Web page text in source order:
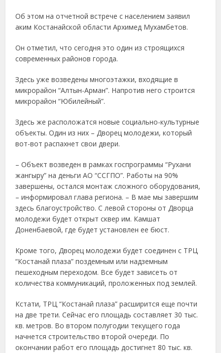
Об этом на отчетной встрече с населением заявил
аким Костанайской области Архимед Мухамбетов.
Он отметил, что сегодня это один из строящихся
современных районов города.
Здесь уже возведены многоэтажки, входящие в
микрорайон “Алтын-Арман”. Напротив него строится
микрорайон “Юбилейный”.
Здесь же расположатся новые социально-культурные
объекты. Один из них – Дворец молодежи, который
вот-вот распахнет свои двери.
– Объект возведен в рамках госпрограммы “Рухани
жангыру” на деньги АО “ССГПО”. Работы на 90%
завершены, остался монтаж сложного оборудования,
– информировал глава региона. – В мае мы завершим
здесь благоустройство. С левой стороны от Дворца
молодежи будет открыт сквер им. Камшат
Доненбаевой, где будет установлен ее бюст.
Кроме того, Дворец молодежи будет соединен с ТРЦ
“Костанай плаза” поздемным или надземным
пешеходным переходом. Все будет зависеть от
количества коммуникаций, проложенных под землей.
Кстати, ТРЦ “Костанай плаза” расширится еще почти
на две трети. Сейчас его площадь составляет 30 тыс.
кв. метров. Во втором полугодии текущего года
начнется строительство второй очереди. По
окончании работ его площадь достигнет 80 тыс. кв.